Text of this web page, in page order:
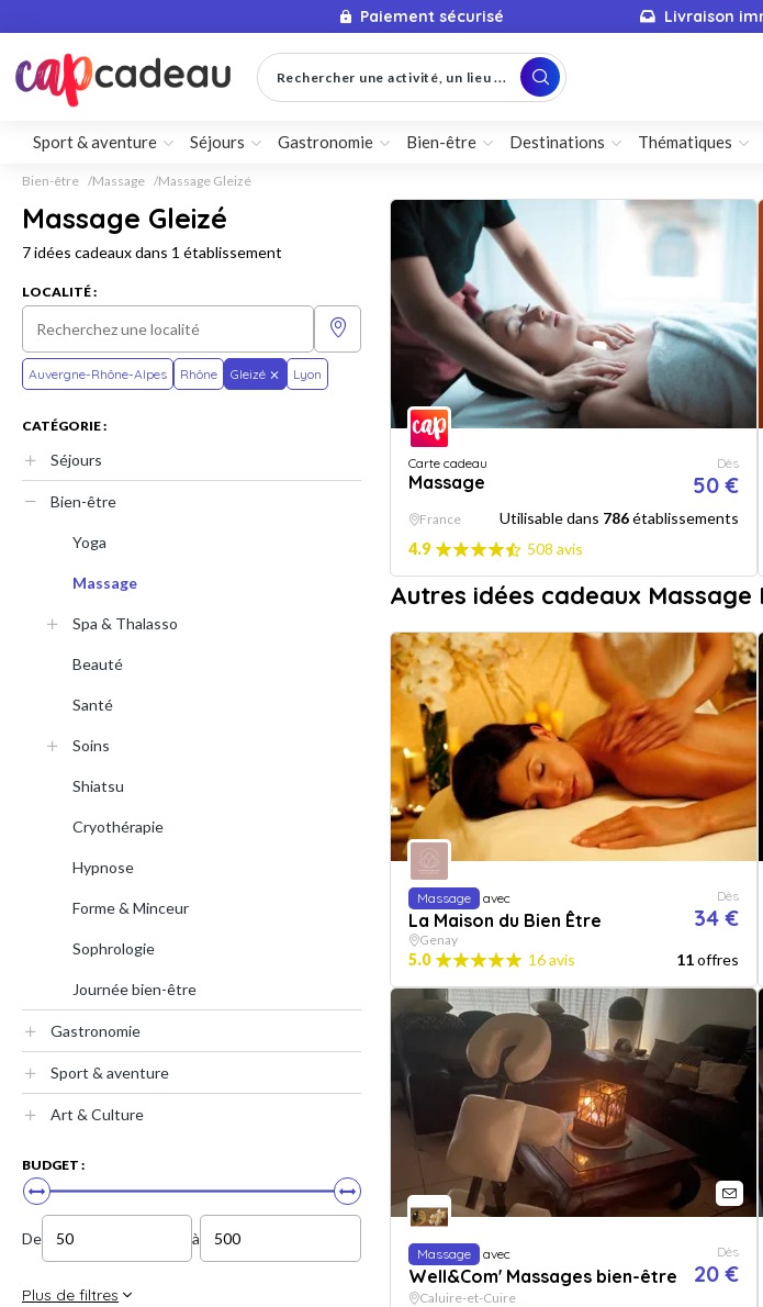
Paiement sécurisé Livraison
Rechercher une activité, un lieu ...
Sport & aventure Séjours Gastronomie Bien-être Destinations Thématiques
Bien-être Massage Massage Gleizé
Massage Gleizé
7 idées cadeaux dans 1 établissement
LOCALITÉ :
Auvergne-Rhône-Alpes Rhône Gleizé Lyon
CATÉGORIE :
Séjours
Bien-être
Yoga
Massage
Spa & Thalasso
Beauté
Santé
Soins
Shiatsu
Cryothérapie
Hypnose
Forme & Minceur
Sophrologie
Journée bien-être
Gastronomie
Sport & aventure
Art & Culture
BUDGET :
De à
Plus de filtres
Carte cadeau
Massage
Dès
50 €
France Utilisable dans 786établissements
4.9
508 avis
Autres idées cadeaux Massage
Massage avec
La Maison du Bien Être
Dès
34 €
Genay
5.0 16 avis 11offres
Massage avec
Well&Com' Massages bien-être
Dès
20 €
Caluire-et-Cuire